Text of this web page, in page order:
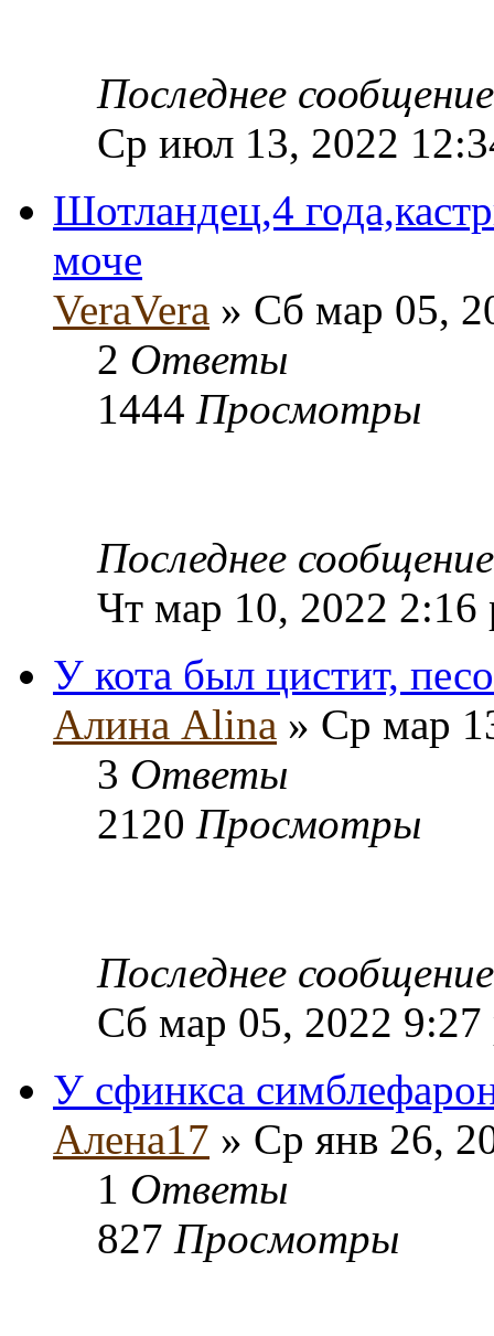
Последнее
Ср июл 13, 2022
Шотландец,4
моче
VeraVera » Сб мар 05,
2 Ответы
1444 Просмотры
Последнее
Чт мар 10, 2022 2:16
У кота был цистит,
Алина Alina » Ср мар
3 Ответы
2120 Просмотры
Последнее
Сб мар 05, 2022 9:27
У сфинкса
Алена17 » Ср янв 26,
1 Ответы
827 Просмотры